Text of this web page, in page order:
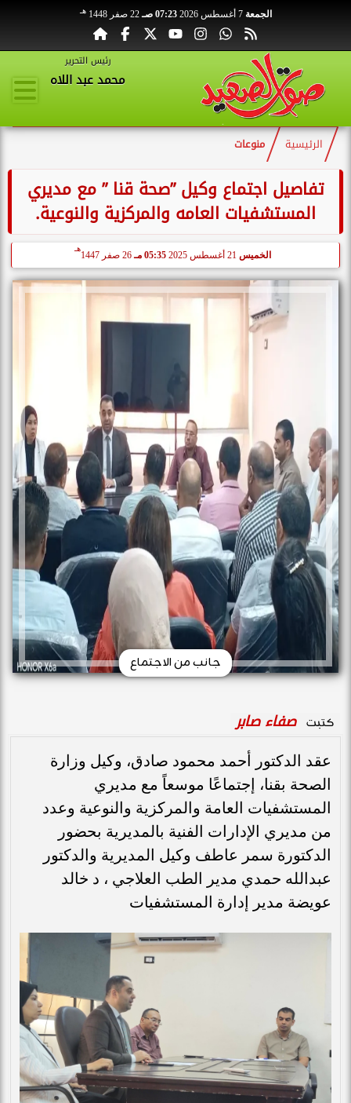
الجمعة 7 أغسطس 2026 07:23 صـ 22 صفر 1448 هـ
رئيس التحرير
محمد عبد اللاه
الرئيسية منوعات
تفاصيل اجتماع وكيل ”صحة قنا ” مع مديري
المستشفيات العامه والمركزية والنوعية.
الخميس 05:35 مـ 26 صفر 1447
هـ
جانب من الاجتماع
كتبت صفاء صابر
عقد الدكتور أحمد محمود صادق، وكيل وزارة
الصحة بقنا، إجتماعًا موسعاً مع مديري
المستشفيات العامة والمركزية والنوعية وعدد
من مديري الإدارات الفنية بالمديرية بحضور
الدكتورة سمر عاطف وكيل المديرية والدكتور
عبدالله حمدي مدير الطب العلاجي ، د خالد
عويضة مدير إدارة المستشفيات